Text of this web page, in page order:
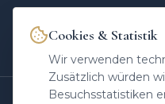
Heinrichs Immobilien
Bewertungen
Cookies & Statistik
Wir verwenden
Zusätzlich würden
Besuchsstatistiken